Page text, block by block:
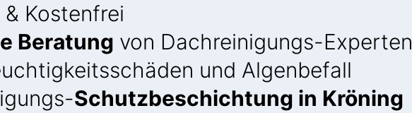
Kostenfrei
Beratung von Dachreinigungs-Experten
und Algenbefall
Schutzbeschichtung in Kröning